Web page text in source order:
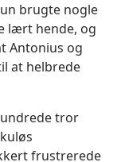
brugte nogle
lært hende, og
Antonius og
at helbrede
tror
frustrerede